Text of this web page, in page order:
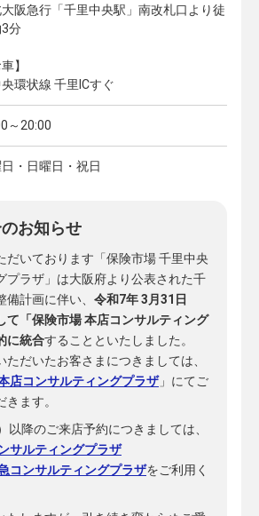
大阪急行「千里中央駅」南改札口より徒
分
】
央環状線 千里ICすぐ
～20:00
・日曜日・祝日
お知らせ
だいております「保険市場 千里中央
プラザ」は大阪府より公表された千
計画に伴い、 令和7年 3月31日
て「保険市場 本店コンサルティング
に統合することといたしました。
ただいたお客さまにつきましては、
店コンサルティングプラザ」にてご
ます。
以降のご来店予約につきましては、
サルティングプラザ
コンサルティングプラザをご利用く